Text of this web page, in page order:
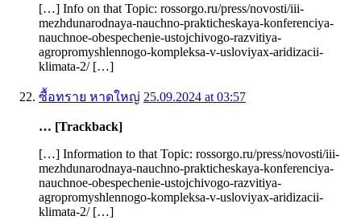
[…] Info on that Topic: rossorgo.ru/press/novosti/iii-
mezhdunarodnaya-nauchno-prakticheskaya-konferenciya-
nauchnoe-obespechenie-ustojchivogo-razvitiya-
agropromyshlennogo-kompleksa-v-usloviyax-aridizacii-
klimata-2/ […]
ซื้อทราย หาดใหญ่ 25.09.2024 at 03:57
… [Trackback]
[…] Information to that Topic: rossorgo.ru/press/novosti/iii-
mezhdunarodnaya-nauchno-prakticheskaya-konferenciya-
nauchnoe-obespechenie-ustojchivogo-razvitiya-
agropromyshlennogo-kompleksa-v-usloviyax-aridizacii-
klimata-2/ […]